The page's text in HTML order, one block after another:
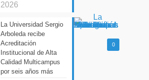
2026
0
La Universidad Sergio
Arboleda recibe
Acreditación
Institucional de Alta
Calidad Multicampus
por seis años más